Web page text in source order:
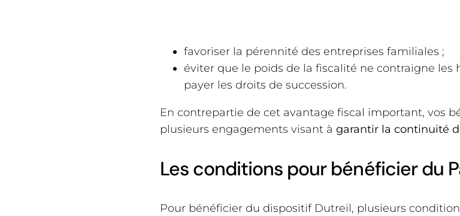
favoriser la pérennité des entreprises familiales ;
éviter que le poids de la fiscalité ne contraigne les
payer les droits de succession.
En contrepartie de cet avantage fiscal important, vos
plusieurs engagements visant à garantir la continuité
Les conditions pour bénéficier du
Pour bénéficier du dispositif Dutreil, plusieurs